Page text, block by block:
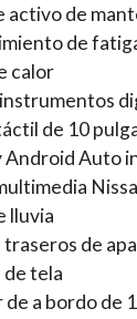
activo de
de
calor
de 10
Android Auto
lluvia
traseros de
de tela
de a bordo de